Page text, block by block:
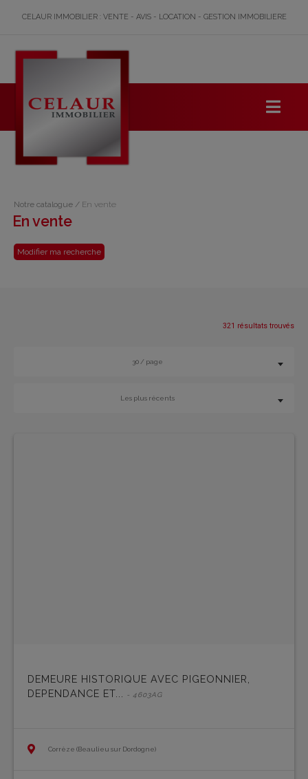
CELAUR IMMOBILIER : VENTE - AVIS - LOCATION - GESTION IMMOBILIERE
Notre catalogue / En vente
En vente
Modifier ma recherche
321 résultats trouvés
30 / page
Les plus récents
DEMEURE HISTORIQUE AVEC PIGEONNIER,
DEPENDANCE ET...
- 4603AG
Corrèze (Beaulieu sur Dordogne)